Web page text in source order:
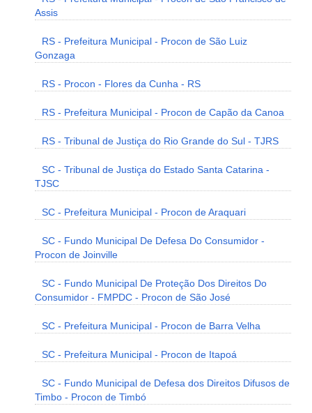
Assis
RS - Prefeitura Municipal - Procon de São Luiz
Gonzaga
RS - Procon - Flores da Cunha - RS
RS - Prefeitura Municipal - Procon de Capão da Canoa
RS - Tribunal de Justiça do Rio Grande do Sul - TJRS
SC - Tribunal de Justiça do Estado Santa Catarina -
TJSC
SC - Prefeitura Municipal - Procon de Araquari
SC - Fundo Municipal De Defesa Do Consumidor -
Procon de Joinville
SC - Fundo Municipal De Proteção Dos Direitos Do
Consumidor - FMPDC - Procon de São José
SC - Prefeitura Municipal - Procon de Barra Velha
SC - Prefeitura Municipal - Procon de Itapoá
SC - Fundo Municipal de Defesa dos Direitos Difusos de
Timbo - Procon de Timbó